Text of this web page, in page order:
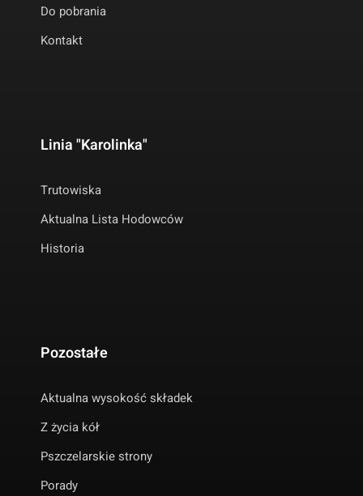
Do pobrania
Kontakt
Linia "Karolinka"
Trutowiska
Aktualna Lista Hodowców
Historia
Pozostałe
Aktualna wysokość składek
Z życia kół
Pszczelarskie strony
Porady